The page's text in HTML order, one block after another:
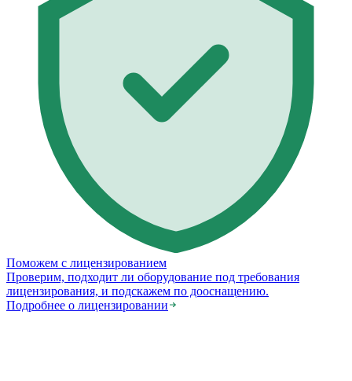
Поможем с лицензированием
Проверим, подходит ли оборудование под требования
лицензирования, и подскажем по дооснащению.
Подробнее о лицензировании